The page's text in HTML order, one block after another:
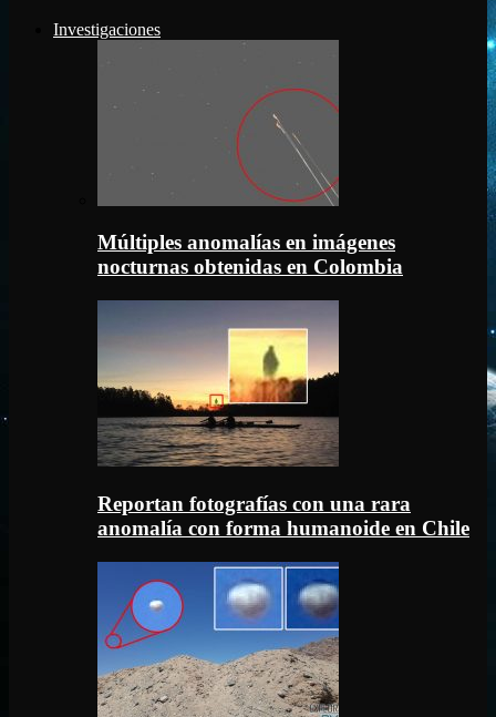
Investigaciones
Múltiples anomalías en imágenes
nocturnas obtenidas en Colombia
Reportan fotografías con una rara
anomalía con forma humanoide en Chile